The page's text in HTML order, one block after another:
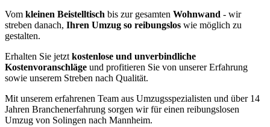
Vom kleinen Beistelltisch bis zur gesamten Wohnwand - wir
streben danach, Ihren Umzug so reibungslos wie möglich zu
gestalten.
Erhalten Sie jetzt kostenlose und unverbindliche
Kostenvoranschläge und profitieren Sie von unserer Erfahrung
sowie unserem Streben nach Qualität.
Mit unserem erfahrenen Team aus Umzugsspezialisten und über 14
Jahren Branchenerfahrung sorgen wir für einen reibungslosen
Umzug von Solingen nach Mannheim.